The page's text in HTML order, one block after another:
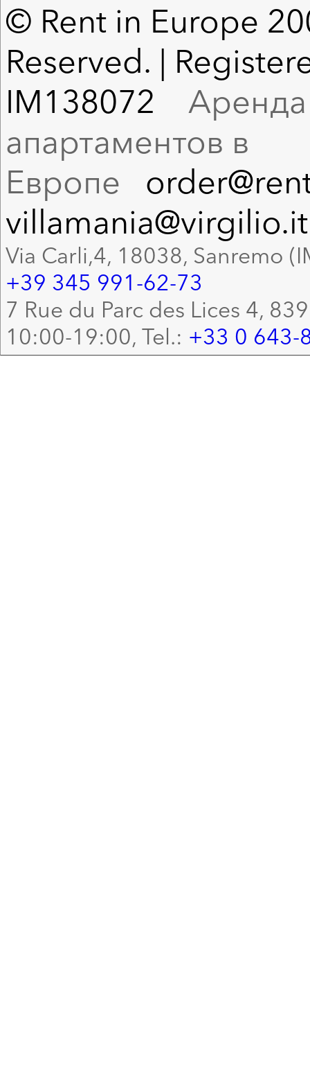
© Rent in Europe
Reserved. |
IM138072 Аренда
апартаментов в
Европе
villamania@virgilio.it
Via Carli,4, 18038, Sanremo
+39 345 991-62-73
7 Rue du Parc des Lices 4,
10:00-19:00, Tel.: +33 0 643-